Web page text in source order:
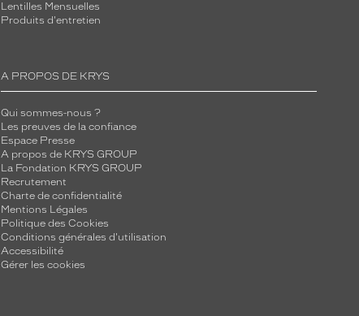
Lentilles Mensuelles
Produits d'entretien
A PROPOS DE KRYS
Qui sommes-nous ?
Les preuves de la confiance
Espace Presse
A propos de KRYS GROUP
La Fondation KRYS GROUP
Recrutement
Charte de confidentialité
Mentions Légales
Politique des Cookies
Conditions générales d'utilisation
Accessibilité
Gérer les cookies